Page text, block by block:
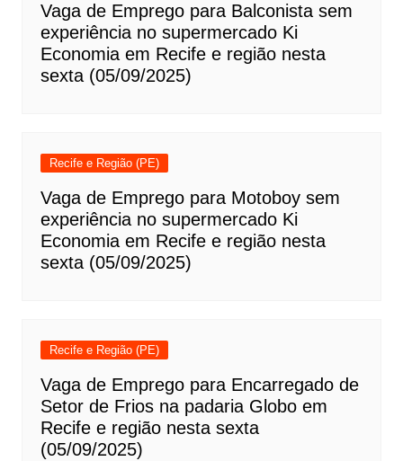
Vaga de Emprego para Balconista sem
experiência no supermercado Ki
Economia em Recife e região nesta
sexta (05/09/2025)
Recife e Região (PE)
Vaga de Emprego para Motoboy sem
experiência no supermercado Ki
Economia em Recife e região nesta
sexta (05/09/2025)
Recife e Região (PE)
Vaga de Emprego para Encarregado de
Setor de Frios na padaria Globo em
Recife e região nesta sexta
(05/09/2025)